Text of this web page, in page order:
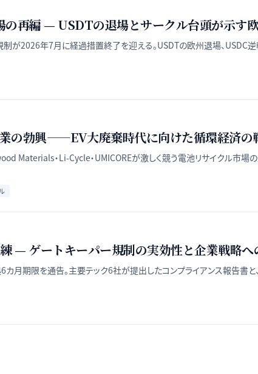
再編 — USDTの退場とサークル台頭が示す
が2026年7月に経過措置終了を迎える。USDTの欧州退場、USDC
の勃興——EV大廃棄時代に向けた循環経済の
Materials・Li-Cycle・UMICOREが激しく競う電池リサイクル市場の
— ゲートキーパー規制の実効性と企業戦略へ
期限を通告。主要テック6社が提出したコンプライアンス報告書と